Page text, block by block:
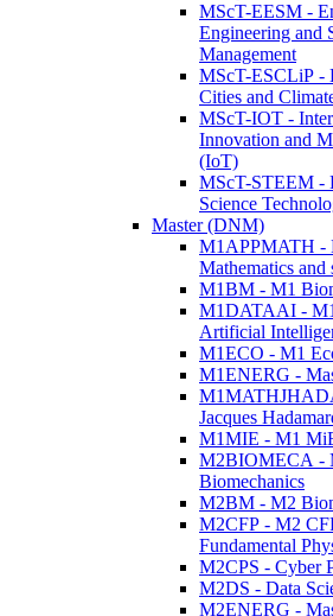
MScT-EESM -
Engineering and
Management
MScT-ESCLiP -
Cities and
MScT-IOT -
Innovation and
(IoT)
MScT-STEEM -
Science
Master (DNM)
M1APPMATH -
Mathematics and
M1BM - M1
M1DATAAI -
Artificial
M1ECO - M1
M1ENERG -
Jacques
M1MIE - M1
M2BIOMECA -
Biomechanics
M2BM - M2
M2CFP - M2
Fundamental
M2CPS - Cyber
M2DS - Data
M2ENERG -